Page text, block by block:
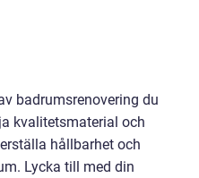
badrumsrenovering du
kvalitetsmaterial och
hållbarhet och
Lycka till med din